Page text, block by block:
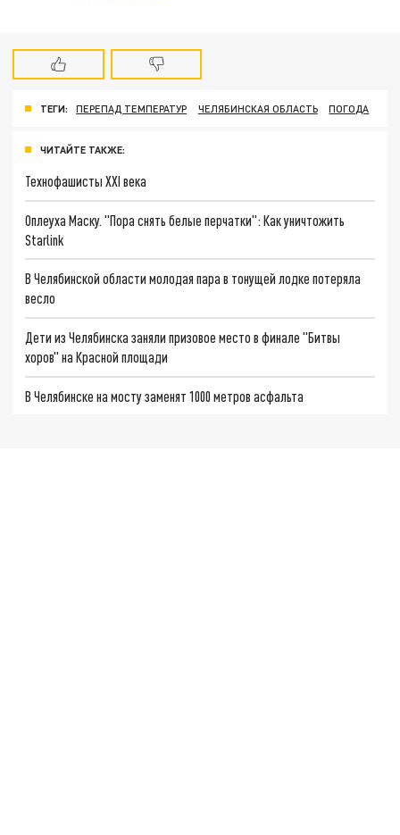
ТЕГИ: ПЕРЕПАД ТЕМПЕРАТУР ЧЕЛЯБИНСКАЯ ОБЛАСТЬ ПОГОДА
ЧИТАЙТЕ ТАКЖЕ:
Технофашисты XXI века
Оплеуха Маску. "Пора снять белые перчатки": Как уничтожить
Starlink
В Челябинской области молодая пара в тонущей лодке потеряла
весло
Дети из Челябинска заняли призовое место в финале "Битвы
хоров" на Красной площади
В Челябинске на мосту заменят 1000 метров асфальта